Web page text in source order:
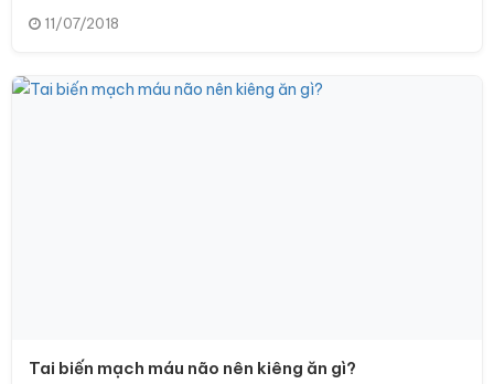
11/07/2018
Tai biến mạch máu não nên kiêng ăn gì?